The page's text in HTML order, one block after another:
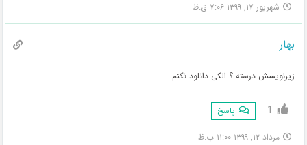
شهریور ۱۷, ۱۳۹۹ ۷:۰۶ ق.ظ
بهار
زیرنویسش درسته ؟ الکی دانلود نکنم…
1 پاسخ
مرداد ۱۲, ۱۳۹۹ ۱۱:۰۰ ب.ظ